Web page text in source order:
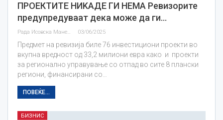
ПРОЕКТИТЕ НИKАДЕ ГИ НЕМА Ревизорите
предупредуваат дека може да ги…
Рада Исовска Маневска 03/06/2025
Предмет на ревизија биле 76 инвестициони проекти во
вкупна вредност од 33,2 милиони евра како и проекти
за регионално управување со отпад во сите 8 плански
региони, финансирани со…
ПОВЕЌЕ...
БИЗНИС